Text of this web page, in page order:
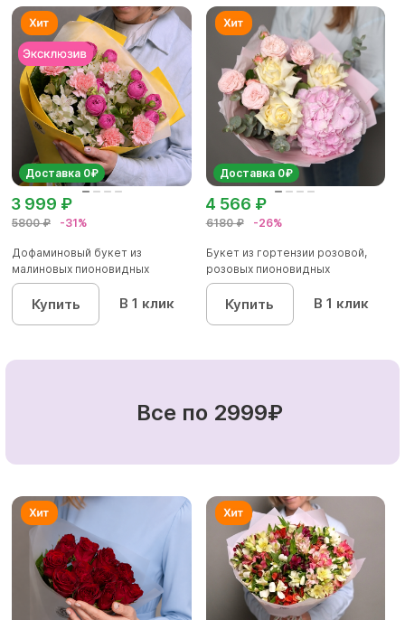
Доставка 0₽
5800 ₽ -31%
3 999 ₽
Дофаминовый букет из
малиновых пионовидных
кустовых роз...
Купить В 1 клик
Доставка 0₽
6180 ₽ -26%
4 566 ₽
Букет из гортензии розовой,
розовых пионовидных
кустовы...
Купить В 1 клик
Все по 2999₽